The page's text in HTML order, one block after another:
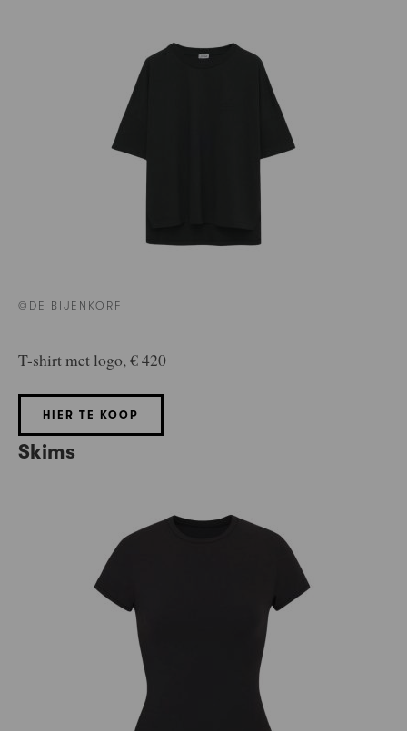
©DE BIJENKORF
T-shirt met logo, € 420
HIER TE KOOP
Skims